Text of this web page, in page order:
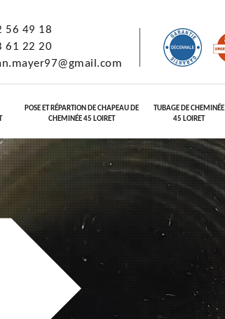
56 49 18
61 22 20
POSE ET RÉPARTION DE CHAPEAU DE
CHEMINÉE 45 LOIRET
TUBAGE DE CHEMINÉE
45 LOIRET